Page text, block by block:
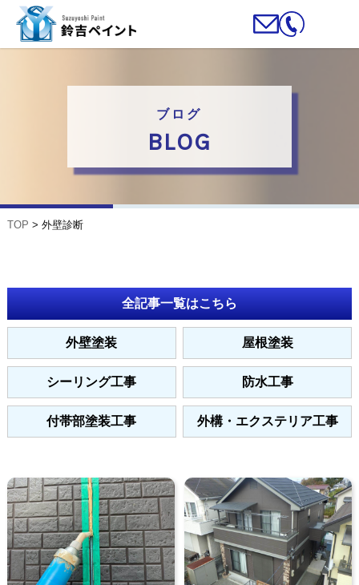
ブログ
BLOG
TOP > 外壁診断
全記事一覧はこちら
外壁塗装 屋根塗装
シーリング工事 防水工事
付帯部塗装工事 外構・エクステリア工事